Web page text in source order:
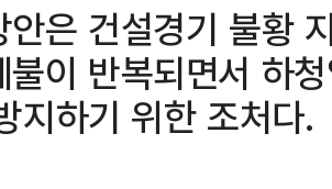
안은 건설경기 불황
불이 반복되면서 하
지하기 위한 조처다.